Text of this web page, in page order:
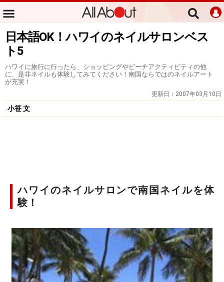
日本語OK！ハワイのネイルサロンベス
ト5
ハワイに旅行に行ったら、ショッピングやビーチアクティビティの他
に、是非ネイルも体験してみてください！南国ならではのネイルアート
が充実！
更新日： 2007年03月10日
小笹 文
ハワイのネイルサロンで南国ネイルを体
験！